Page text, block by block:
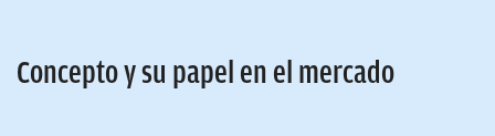
Concepto y su papel en el mercado